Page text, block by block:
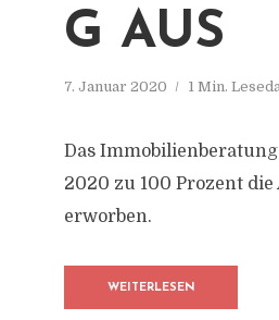
G AUS
7. Januar 2020 1 Min.
Das
2020 zu 100 Prozent
erworben.
WEITERLESEN